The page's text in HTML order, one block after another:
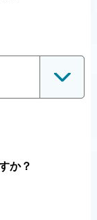
か？